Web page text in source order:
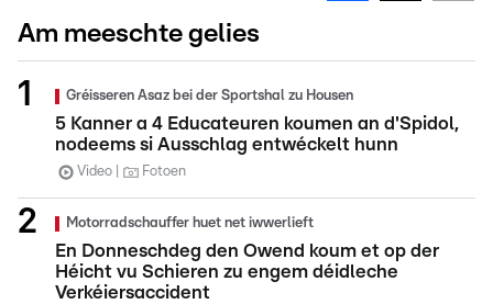
Am meeschte gelies
Gréisseren Asaz bei der Sportshal zu Housen
5 Kanner a 4 Educateuren koumen an d'Spidol,
nodeems si Ausschlag entwéckelt hunn
Video Fotoen
Motorradschauffer huet net iwwerlieft
En Donneschdeg den Owend koum et op der
Héicht vu Schieren zu engem déidleche
Verkéiersaccident